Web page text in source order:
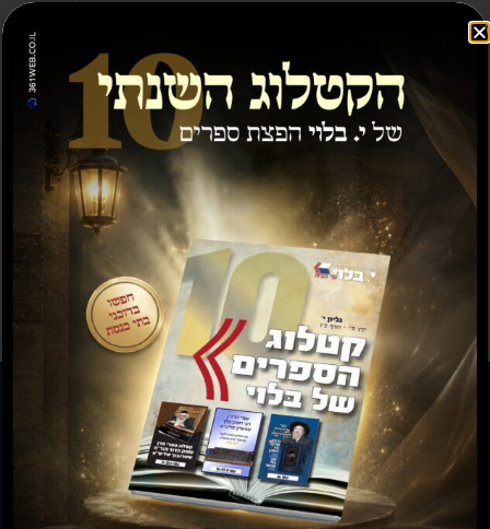
אנחנו נשתמש בפרטים האישיים כדי להציע לך
תמיכה בתהליך באתר זה, לנהל את הגישה
לחשבון וכדי לבצע פעולות נוספות כפי
שמפורט במדיניות פרטיות.
הרשמה